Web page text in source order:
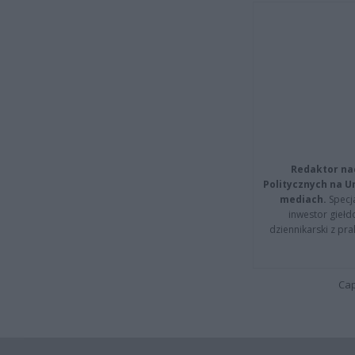
Redaktor
Politycznych na
mediach.
inwestor
dziennikarski z